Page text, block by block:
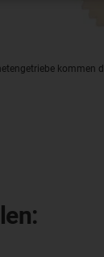
kommen